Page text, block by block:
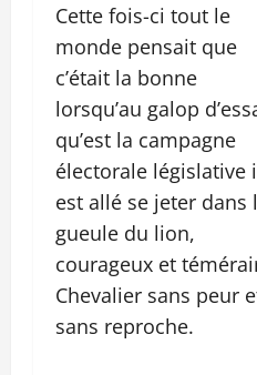
Cette fois-ci tout le
monde pensait que
c’était la bonne
lorsqu’au galop
qu’est la campagne
électorale législative
est allé se jeter dans
gueule du lion,
courageux et
Chevalier sans peur
sans reproche.